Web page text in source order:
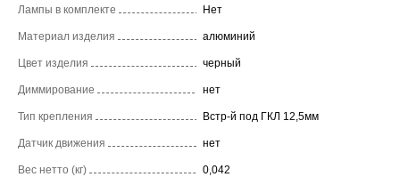
Лампы в комплекте Нет
Материал изделия алюминий
Цвет изделия черный
Диммирование нет
Тип крепления Встр-й под ГКЛ 12,5мм
Датчик движения нет
Вес нетто (кг) 0,042